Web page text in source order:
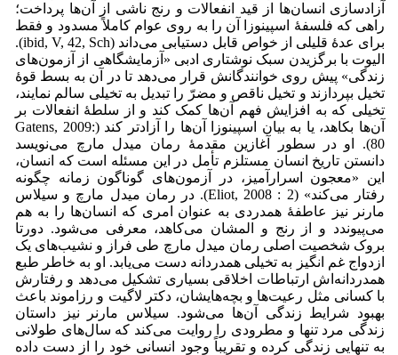
آزادسازی انسان‌ها از قید انفعالات و رنج ناشی از آن‌ها پرداخت؛
راهی که فلسفۀ اسپینوزا آن را به روی عوام کاملاً مسدود و فقط
برای عدۀ قلیلی از خواص قابل دستیابی می‌داند (ibid, V, 42, Sch).
الیوت با برگزیدن سبک نوشتاری ادبی «آزمایشگاهی از آزمون‌های
زندگی» پیش روی خوانندگانش قرار می‌‌دهد تا در آن به بسط قوۀ
تخیل بپردازند و تخیل ناقص و مضرّ را تبدیل به تخیلی سالم نمایند،
تخیلی که به افزایش فهم آن‌ها کمک کند و از سلطۀ انفعالات بر
آن‌ها بکاهد، یا به بیان اسپینوزا آن‌ها را آزادتر کند (Gatens, 2009:
80). او در سطور آغازین مقدمۀ رمان میدل مارچ می‌‌نویسد
دانستن تاریخ انسان مستلزم تأمل در این مسئله است که انسان،
این «معجون اسرارآمیز، در آزمون‌های گوناگون زمانه چگونه
رفتار می‌‌کند» (Eliot, 2008 : 2). در رمان میدل مارچ و سیلاس
مارنر نیز عاطفۀ همدردی به عنوان امری که انسان‌ها را به هم
می‌‌پیوندد و از رنج و المشان می‌‌کاهد، معرفی می‌‌شود. دورتا
بروک شخصیت اصلی رمان میدل مارچ طی فراز و نشیب‌های یک
ازدواج غم انگیز به تخیلی همدردانه دست می‌‌یابد. او به خاطر طبع
همدردانه‌اش ارتباطات اخلاقی بسیاری تشکیل می‌‌دهد و رفتارش
با کسانی مثل رعیت‌ها و بچه‌هایشان، دکتر لاگیت و رزاموند باعث
بهبود شرایط زندگی آن‌ها می‌‌شود. سیلاس مارنر نیز داستان
زندگی مرد تنها و مطرودی را روایت می‌‌کند که سال‌های طولانی
به تنهایی زندگی کرده و تقریباً وجود انسانی خود را از دست داده